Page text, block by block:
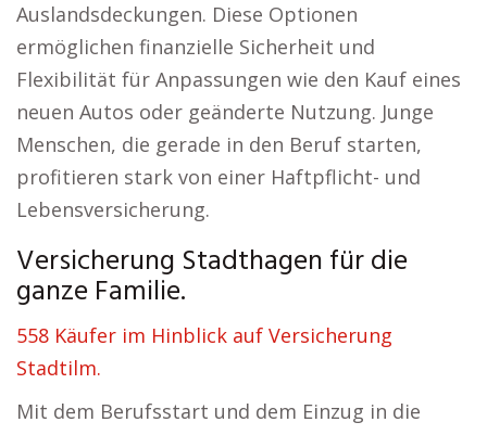
Auslandsdeckungen. Diese Optionen
ermöglichen finanzielle Sicherheit und
Flexibilität für Anpassungen wie den Kauf eines
neuen Autos oder geänderte Nutzung. Junge
Menschen, die gerade in den Beruf starten,
profitieren stark von einer Haftpflicht- und
Lebensversicherung.
Versicherung Stadthagen für die
ganze Familie.
558 Käufer im Hinblick auf Versicherung
Stadtilm.
Mit dem Berufsstart und dem Einzug in die